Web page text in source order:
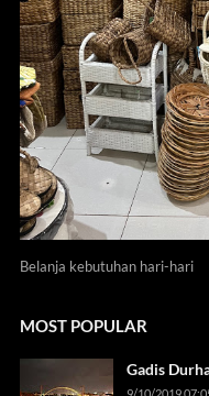
Belanja kebutuhan hari-hari
MOST POPULAR
Gadis
9/10/2019